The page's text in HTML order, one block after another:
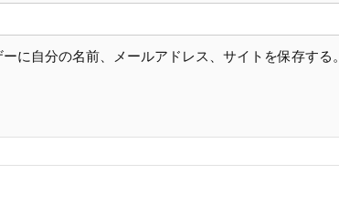
に自分の名前、メールアドレス、サイトを保存する。